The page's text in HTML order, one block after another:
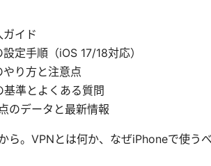
イド
定手順（iOS 17/18対応）
り方と注意点
基準とよくある質問
のデータと最新情報
ら。VPNとは何か、なぜiPhoneで使う